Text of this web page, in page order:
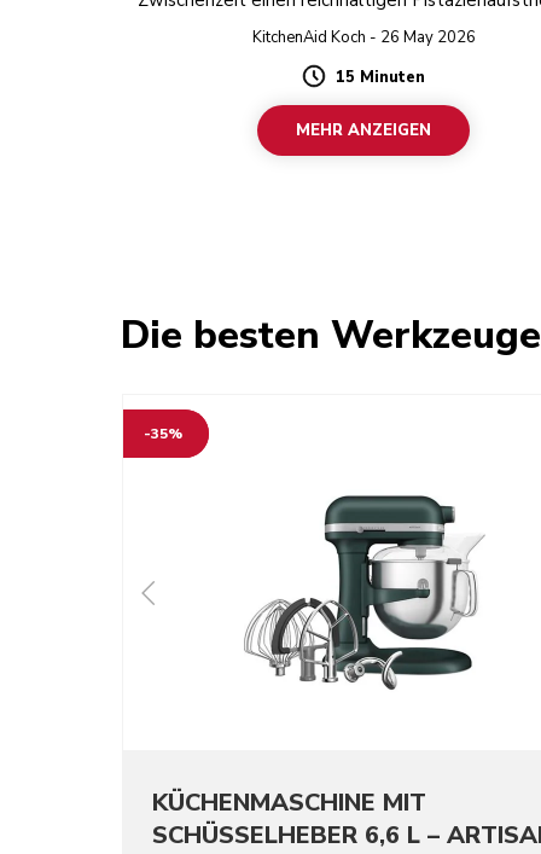
weißer Schokolade zubereiten.
KitchenAid Koch - 26 May 2026
Duration
15 Minuten
MEHR ANZEIGEN
Die besten
-35%
KÜCHENMASCHINE MIT
SCHÜSSELHEBER 6,6 L –